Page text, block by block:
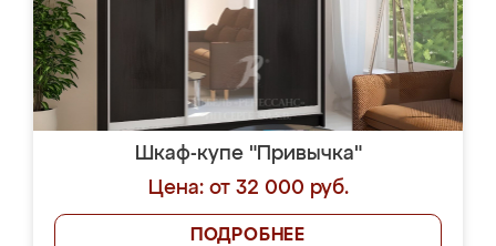
Шкаф-купе "Привычка"
Цена: от 32 000 руб.
ПОДРОБНЕЕ